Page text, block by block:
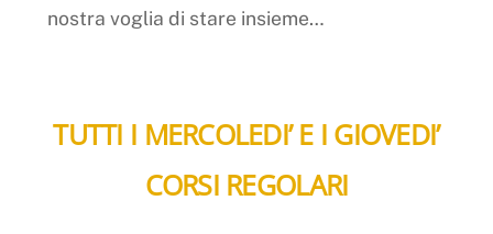
nostra voglia di stare insieme…
TUTTI I MERCOLEDI’ E I GIOVEDI’
CORSI REGOLARI